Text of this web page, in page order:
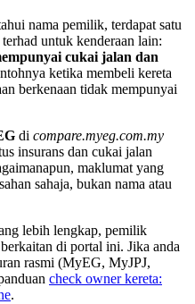
nama pemilik, terdapat satu
untuk kenderaan lain:
cukai jalan dan
ketika membeli kereta
berkenaan tidak mempunyai
di compare.myeg.com.my
insurans dan cukai jalan
maklumat yang
sahaja, bukan nama atau
lebih lengkap, pemilik
di portal ini. Jika anda
rasmi (MyEG, MyJPJ,
check owner kereta:
.